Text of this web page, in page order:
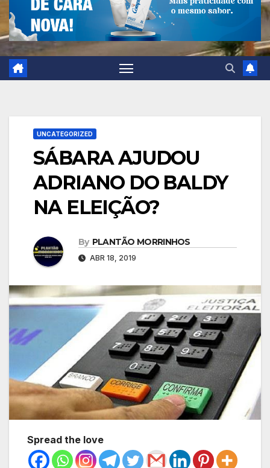
UNCATEGORIZED
SÁBARA AJUDOU
ADRIANO DO BALDY
NA ELEIÇÃO?
By PLANTÃO MORRINHOS
ABR 18, 2019
Spread the love